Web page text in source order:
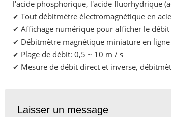
l'acide phosphorique, l'acide fluorhydrique
✔ Tout débitmètre électromagnétique en
✔ Affichage numérique pour afficher le
✔ Débitmètre magnétique miniature en ligne
✔ Plage de débit: 0,5 ~ 10 m / s
✔ Mesure de débit direct et inverse,
Laisser un message